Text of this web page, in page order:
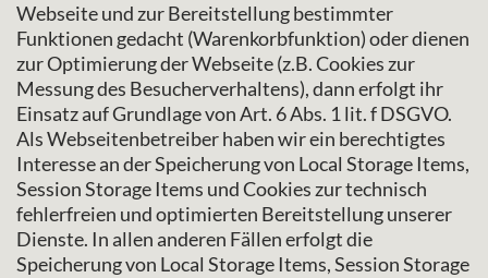
Webseite und zur Bereitstellung bestimmter
Funktionen gedacht (Warenkorbfunktion) oder dienen
zur Optimierung der Webseite (z.B. Cookies zur
Messung des Besucherverhaltens), dann erfolgt ihr
Einsatz auf Grundlage von Art. 6 Abs. 1 lit. f DSGVO.
Als Webseitenbetreiber haben wir ein berechtigtes
Interesse an der Speicherung von Local Storage Items,
Session Storage Items und Cookies zur technisch
fehlerfreien und optimierten Bereitstellung unserer
Dienste. In allen anderen Fällen erfolgt die
Speicherung von Local Storage Items, Session Storage